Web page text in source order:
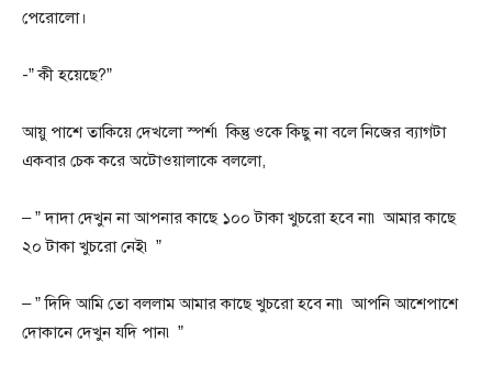
পেরোলো।
-” কী হয়েছে?”
আয়ু পাশে তাকিয়ে দেখলো স্পর্শ৷ কিন্তু ওকে কিছু না বলে নিজের ব্যাগটা
একবার চেক করে অটোওয়ালাকে বললো,
– ” দাদা দেখুন না আপনার কাছে ১০০ টাকা খুচরো হবে না৷ আমার কাছে
২০ টাকা খুচরো নেই৷ ”
– ” দিদি আমি তো বললাম আমার কাছে খুচরো হবে না৷ আপনি আশেপাশে
দোকানে দেখুন যদি পান৷ ”